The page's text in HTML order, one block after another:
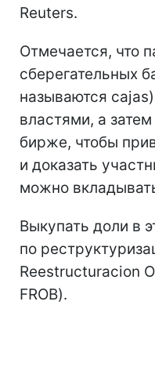
Reuters.
Отмечается, что
сберегательных
называются
властями, а
бирже, чтобы
и доказать
можно
Выкупать доли в
по
Reestructuracion
FROB).